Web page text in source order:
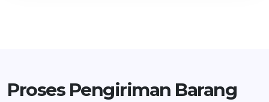
Proses Pengiriman Barang